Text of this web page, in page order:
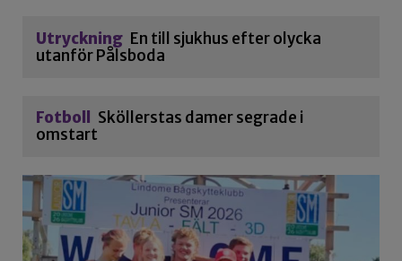
Utryckning En till sjukhus efter olycka
utanför Pålsboda
Fotboll
Sköllerstas damer segrade i
omstart